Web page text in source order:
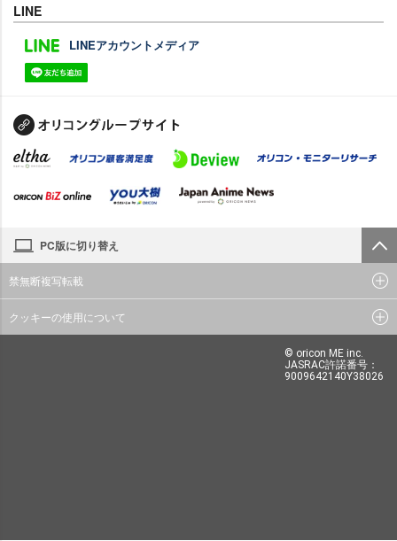
LINE
LINEアカウントメディア
PC版に切り替え
禁無断複写転載
クッキーの使用について
© oricon ME inc.
JASRAC許諾番号：
9009642140Y38026